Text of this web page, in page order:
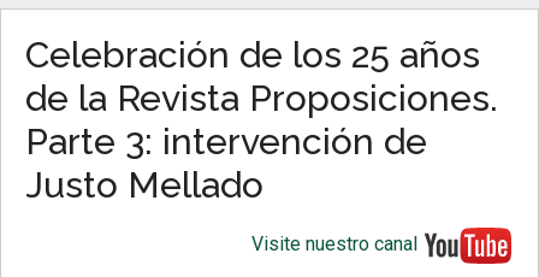
Celebración de los 25 años
de la Revista Proposiciones.
Parte 3: intervención de
Justo Mellado
Visite nuestro canal